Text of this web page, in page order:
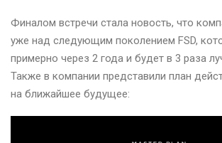
Финалом встречи стала новость, что
уже над следующим поколением FSD,
примерно через 2 года и будет в 3 раза
Также в компании представили план
на ближайшее будущее: